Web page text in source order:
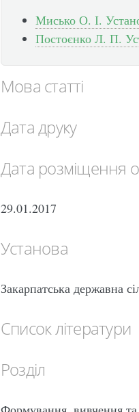
Мисько О. І.
Постоєнко Л. П.
Мова статті
Дата друку
Дата розміщення
29.01.2017
Установа
Закарпатська державна
Список літератури
Розділ